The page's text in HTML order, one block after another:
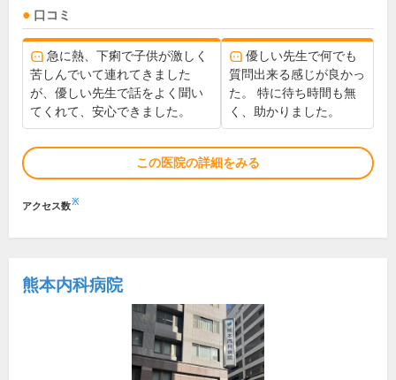
口コミ
急に熱、下痢で子供が激しく
苦しんでいて連れてきました
が、優しい先生で話をよく聞い
てくれて、安心できました。
優しい先生で何でも
質問出来る感じが良かっ
た。 特に待ち時間も無
く、助かりました。
この医院の詳細をみる
アクセス数※
熊本内科病院